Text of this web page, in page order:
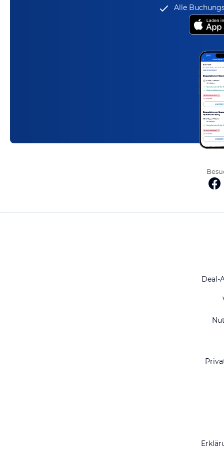
Alle
Deal-